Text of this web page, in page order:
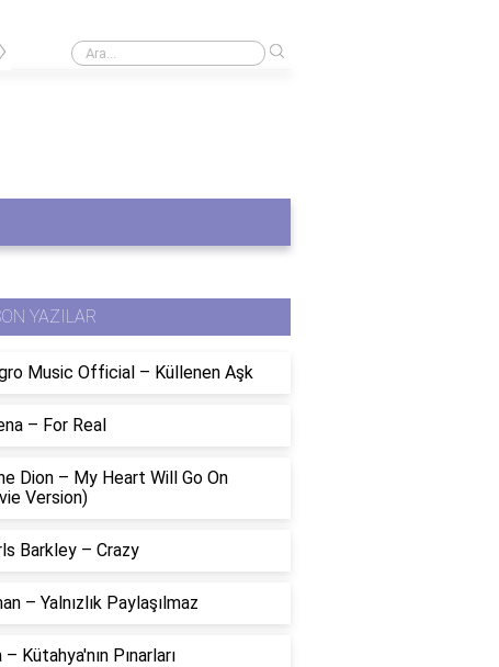
Anadolu Üniversitesi öğrenci şifresi nasıl değiştirilir?
›
YAZILAR
Music Official – Küllenen Aşk
– For Real
Dion – My Heart Will Go On
Version)
Barkley – Crazy
– Yalnızlık Paylaşılmaz
– Kütahya'nın Pınarları